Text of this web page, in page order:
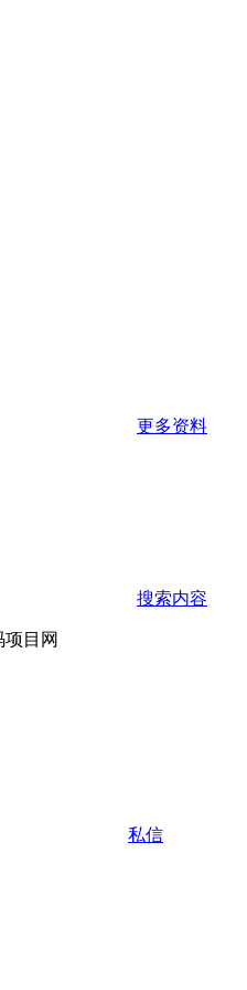
更多资料
搜索内容
私信